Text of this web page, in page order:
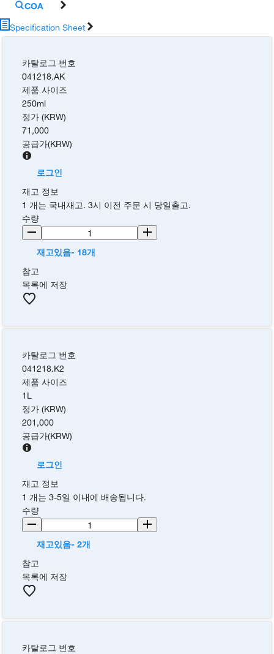
COA
Specification Sheet
카탈로그 번호
041218.AK
제품 사이즈
250ml
정가 (KRW)
71,000
공급가(KRW)
로그인
재고 정보
1 개는 국내재고. 3시 이전 주문 시 당일출고.
수량
재고있음- 18개
참고
목록에 저장
카탈로그 번호
041218.K2
제품 사이즈
1L
정가 (KRW)
201,000
공급가(KRW)
로그인
재고 정보
1 개는 3-5일 이내에 배송됩니다.
수량
재고있음- 2개
참고
목록에 저장
카탈로그 번호